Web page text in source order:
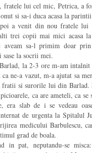
lui cel mic, Petrica, a
si sa-i duca acasa la
a venit din nou fratele lui
trei copii mai mici acasa
aveam sa-l primim doar
sase la socrii mei.
la 2-3 ore m-am
ne-a vazut, m-a ajutat sa
si surorile lui din Barlad.
ca are ameteli, ca se
era slab de i se vedeau
de urgenta la Spitalul
medicului Barbulescu,
grad de boala.
in pat, neputandu-se